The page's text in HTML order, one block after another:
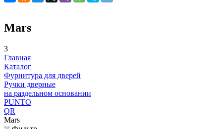
Mars
3
Главная
Каталог
Фурнитура для дверей
Ручки дверные
на раздельном основании
PUNTO
QR
Mars